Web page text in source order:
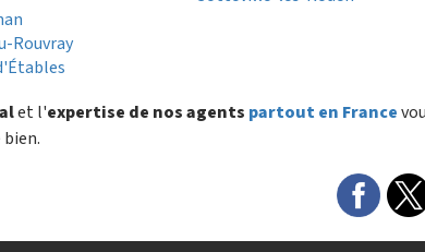
Rouvray
et l'expertise de nos agents partout en France